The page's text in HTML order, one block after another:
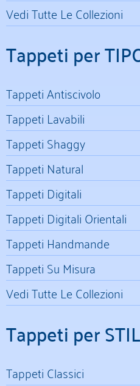
Vedi Tutte Le Collezioni
Tappeti per
Tappeti Antiscivolo
Tappeti Lavabili
Tappeti Shaggy
Tappeti Natural
Tappeti Digitali
Tappeti Digitali Orientali
Tappeti Handmande
Tappeti Su Misura
Vedi Tutte Le Collezioni
Tappeti per
Tappeti Classici